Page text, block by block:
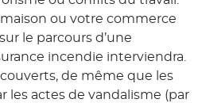
ou votre commerce
le parcours d’une
incendie interviendra.
de même que les
les actes de vandalisme (par